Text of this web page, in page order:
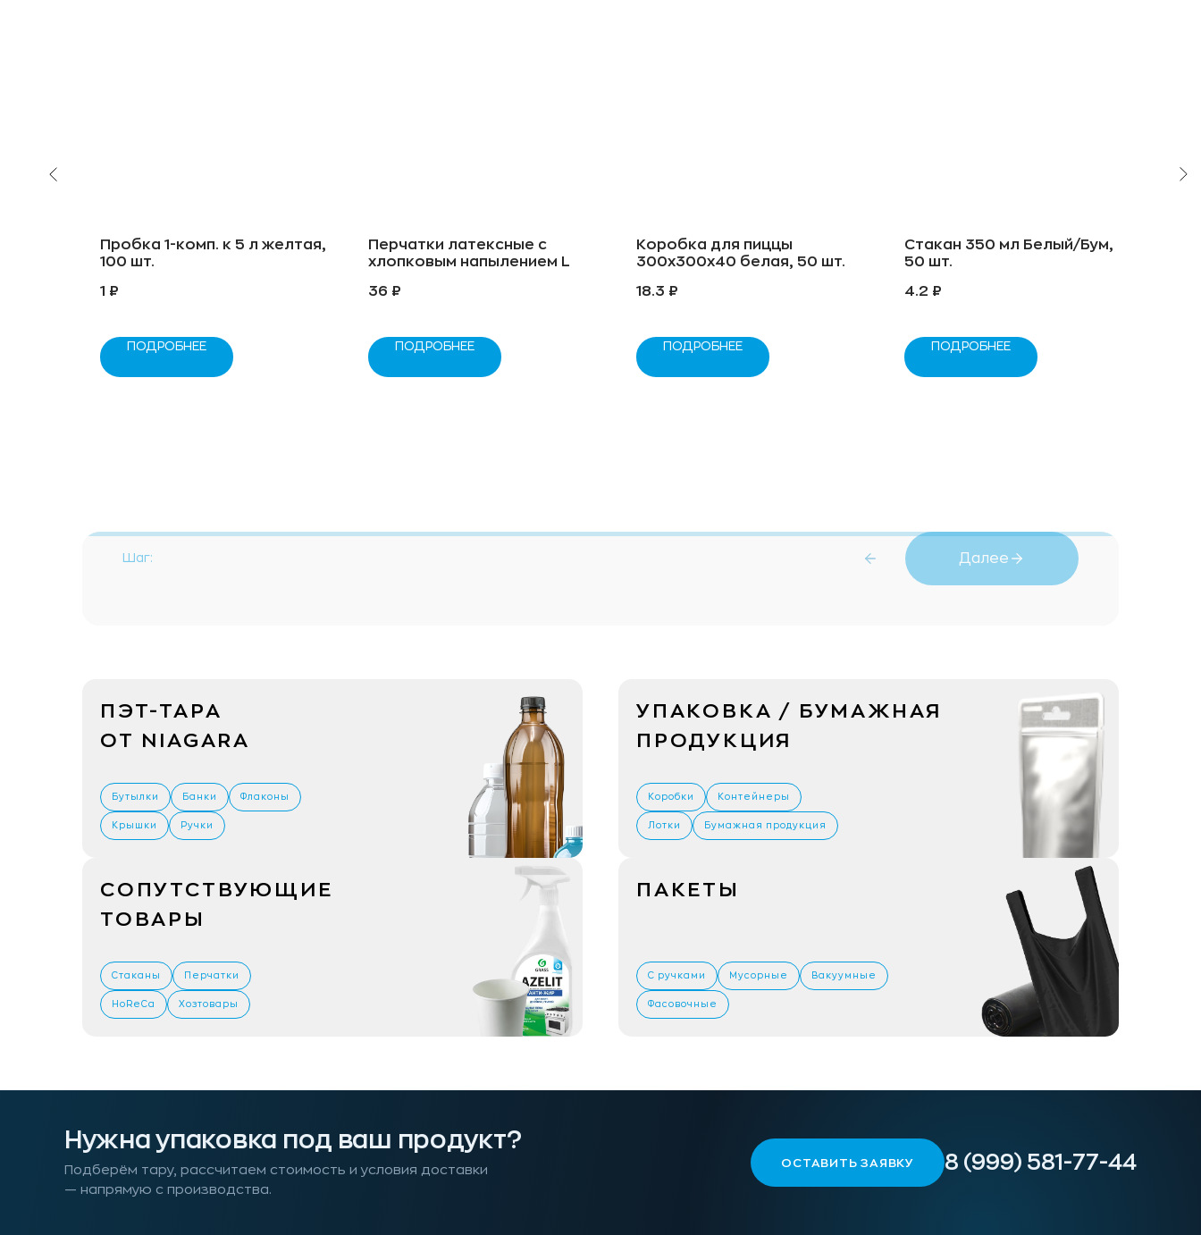
Пробка 1-комп. к 5 л желтая,
100 шт.
1 ₽
ПОДРОБНЕЕ
Перчатки латексные с
хлопковым напылением L
36 ₽
ПОДРОБНЕЕ
Коробка для пиццы
300x300x40 белая, 50 шт.
18.3 ₽
ПОДРОБНЕЕ
Стакан 350 мл Белый/Бум,
50 шт.
4.2 ₽
ПОДРОБНЕЕ
Шаг: Далее
ПЭТ-ТАРА
ОТ NIAGARA
Бутылки Банки Флаконы
Крышки Ручки
УПАКОВКА / БУМАЖНАЯ
ПРОДУКЦИЯ
Коробки Контейнеры
Лотки Бумажная продукция
СОПУТСТВУЮЩИЕ
ТОВАРЫ
Стаканы Перчатки
HoReCa Хозтовары
ПАКЕТЫ
С ручками Мусорные Вакуумные
Фасовочные
Нужна упаковка под ваш продукт?
Подберём тару, рассчитаем стоимость и условия доставки
— напрямую с производства.
ОСТАВИТЬ ЗАЯВКУ 8 (999) 581-77-44